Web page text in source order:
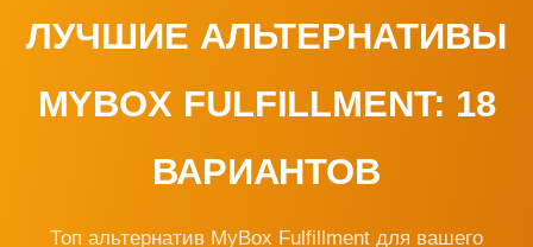
ЛУЧШИЕ АЛЬТЕРНАТИВЫ
MYBOX FULFILLMENT: 18
ВАРИАНТОВ
Топ альтернатив MyBox Fulfillment для вашего